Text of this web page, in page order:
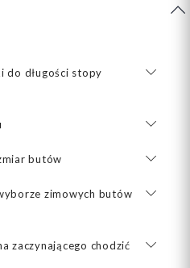
do długości stopy
butów
zimowych butów
zaczynającego chodzić